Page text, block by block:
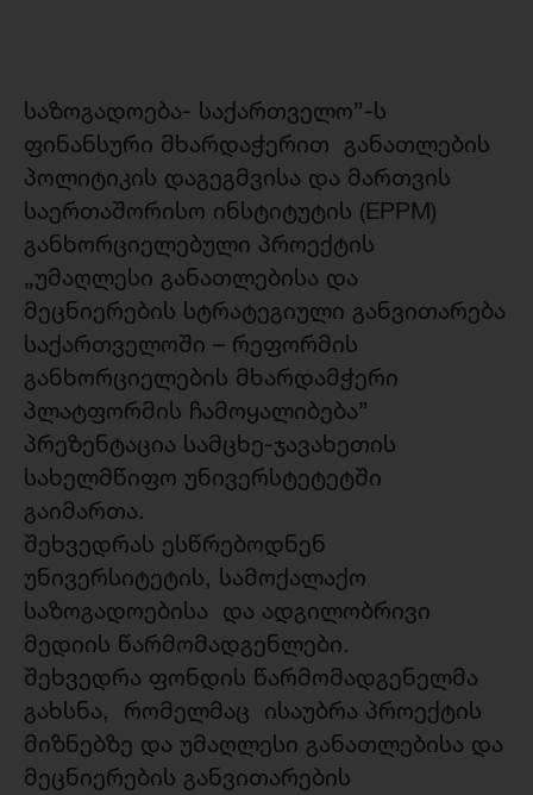
საზოგადოება- საქართველო”-ს
ფინანსური მხარდაჭერით განათლების
პოლიტიკის დაგეგმვისა და მართვის
საერთაშორისო ინსტიტუტის (EPPM)
განხორციელებული პროექტის
„უმაღლესი განათლებისა და
მეცნიერების სტრატეგიული განვითარება
საქართველოში – რეფორმის
განხორციელების მხარდამჭერი
პლატფორმის ჩამოყალიბება”
პრეზენტაცია სამცხე-ჯავახეთის
სახელმწიფო უნივერსტეტეტში
გაიმართა.
შეხვედრას ესწრებოდნენ
უნივერსიტეტის, სამოქალაქო
საზოგადოებისა და ადგილობრივი
მედიის წარმომადგენლები.
შეხვედრა ფონდის წარმომადგენელმა
გახსნა, რომელმაც ისაუბრა პროექტის
მიზნებზე და უმაღლესი განათლებისა და
მეცნიერების განვითარების